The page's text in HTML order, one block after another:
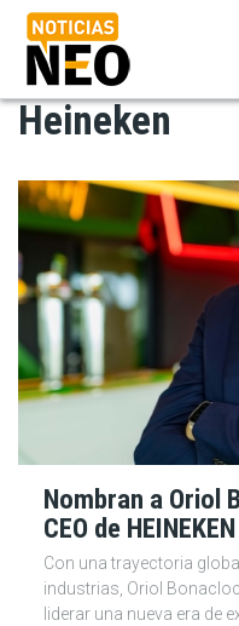
Pasar
contenido
principal
Heineken
Nombran a Oriol
CEO de
Con una trayectoria
industrias, Oriol
liderar una nueva era de